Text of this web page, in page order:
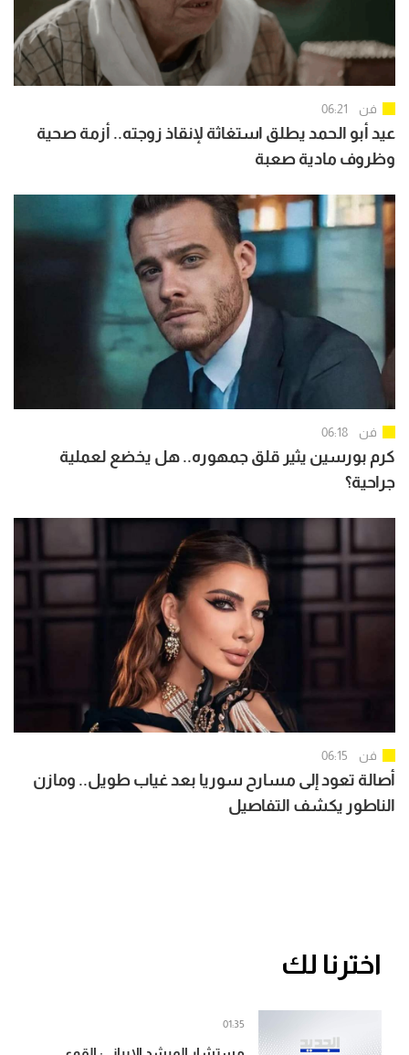
فن 06:21
عيد أبو الحمد يطلق استغاثة لإنقاذ زوجته.. أزمة صحية
وظروف مادية صعبة
فن 06:18
كرم بورسين يثير قلق جمهوره.. هل يخضع لعملية
جراحية؟
فن 06:15
أصالة تعود إلى مسارح سوريا بعد غياب طويل.. ومازن
الناطور يكشف التفاصيل
اخترنا لك
01:35